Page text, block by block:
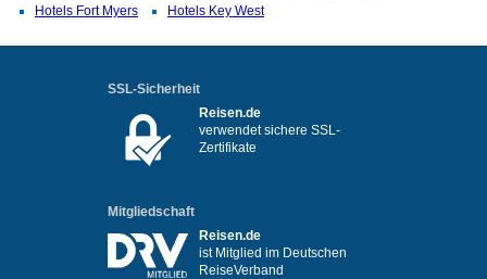
Hotels Fort Myers
Hotels Key West
SSL-Sicherheit
Reisen.de
verwendet sichere SSL-
Zertifikate
Mitgliedschaft
Reisen.de
ist Mitglied im Deutschen
ReiseVerband